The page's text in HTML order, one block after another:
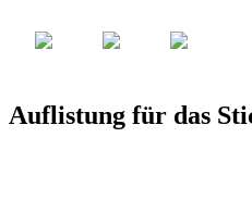
Auflistung für das